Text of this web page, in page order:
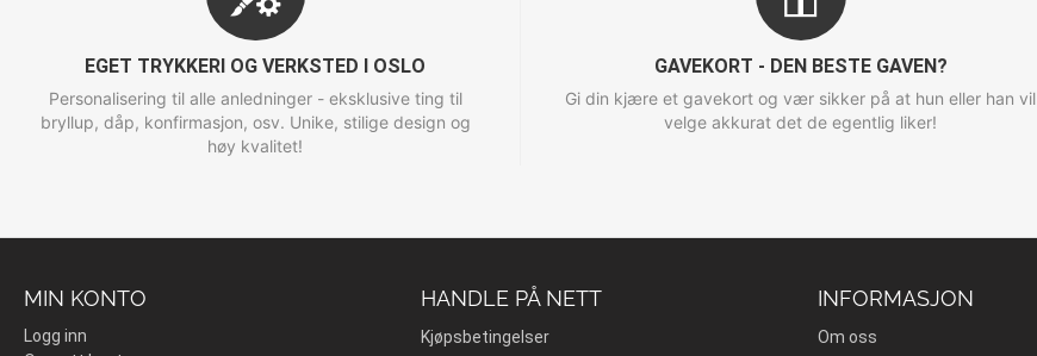
EGET TRYKKERI OG VERKSTED I OSLO
Personalisering til alle anledninger - eksklusive ting til
bryllup, dåp, konfirmasjon, osv. Unike, stilige design og
høy kvalitet!
GAVEKORT - DEN BESTE GAVEN?
Gi din kjære et gavekort og vær sikker på at hun eller han vil
velge akkurat det de egentlig liker!
MIN KONTO
Logg inn
HANDLE PÅ NETT
Kjøpsbetingelser
INFORMASJON
Om oss